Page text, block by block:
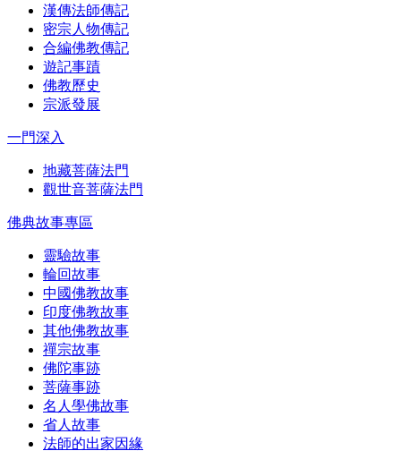
漢傳法師傳記
密宗人物傳記
合編佛教傳記
遊記事蹟
佛教歷史
宗派發展
一門深入
地藏菩薩法門
觀世音菩薩法門
佛典故事專區
靈驗故事
輪回故事
中國佛教故事
印度佛教故事
其他佛教故事
禪宗故事
佛陀事跡
菩薩事跡
名人學佛故事
省人故事
法師的出家因緣